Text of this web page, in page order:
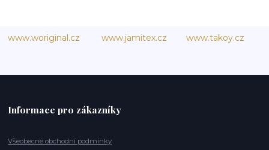
www.woriginal.cz www.jamitex.cz www.takoy.cz
Informace pro zákazníky
Všeobecné obchodní podmínky